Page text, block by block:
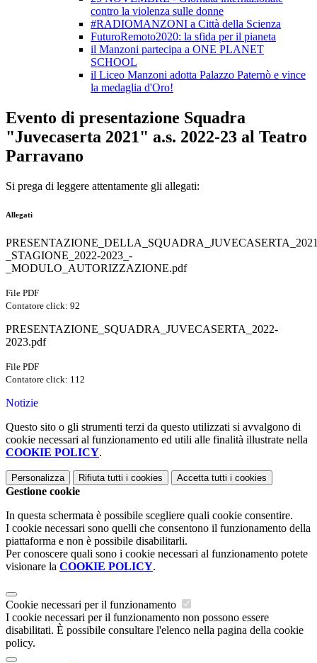
contro la violenza sulle donne
#RADIOMANZONI a Città della Scienza
FuturoRemoto2020: la sfida per il pianeta
il Manzoni partecipa a ONE PLANET
SCHOOL
il Liceo Manzoni adotta Palazzo Paternò e vince
la medaglia d'Oro!
Evento di presentazione Squadra
"Juvecaserta 2021" a.s. 2022-23 al Teatro
Parravano
Si prega di leggere attentamente gli allegati:
Allegati
_STAGIONE_2022-2023_-
_MODULO_AUTORIZZAZIONE.pdf
File PDF
Contatore click: 92
PRESENTAZIONE_SQUADRA_JUVECASERTA_2022-
2023.pdf
File PDF
Contatore click: 112
Notizie
Questo sito o gli strumenti terzi da questo utilizzati si avvalgono di
cookie necessari al funzionamento ed utili alle finalità illustrate nella
COOKIE POLICY.
Personalizza Rifiuta tutti i cookies Accetta tutti i cookies
Gestione cookie
In questa schermata è possibile scegliere quali cookie consentire.
I cookie necessari sono quelli che consentono il funzionamento della
piattaforma e non è possibile disabilitarli.
Per conoscere quali sono i cookie necessari al funzionamento potete
visionare la COOKIE POLICY.
Cookie necessari per il funzionamento
I cookie necessari per il funzionamento non possono essere
disabilitati. È possibile consultare l'elenco nella pagina della cookie
policy.